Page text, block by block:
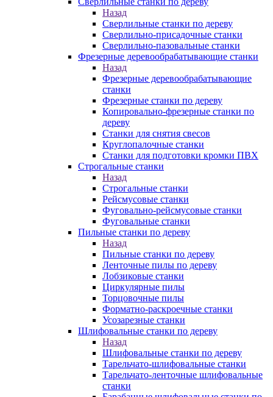
Назад
Сверлильные станки по дереву
Сверлильно-присадочные станки
Сверлильно-пазовальные станки
Фрезерные деревообрабатывающие станки
Назад
Фрезерные деревообрабатывающие
станки
Фрезерные станки по дереву
Копировально-фрезерные станки по
дереву
Станки для снятия свесов
Круглопалочные станки
Станки для подготовки кромки ПВХ
Строгальные станки
Назад
Строгальные станки
Рейсмусовые станки
Фуговально-рейсмусовые станки
Фуговальные станки
Пильные станки по дереву
Назад
Пильные станки по дереву
Ленточные пилы по дереву
Лобзиковые станки
Циркулярные пилы
Торцовочные пилы
Форматно-раскроечные станки
Усозарезные станки
Шлифовальные станки по дереву
Назад
Шлифовальные станки по дереву
Тарельчато-шлифовальные станки
Тарельчато-ленточные шлифовальные
станки